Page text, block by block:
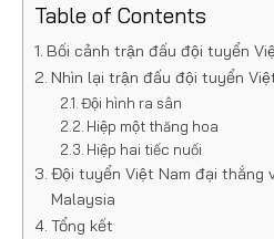
Table of Contents
Bối cảnh trận đấu đội tuyển
Nhìn lại trận đấu đội tuyển
Đội hình ra sân
Hiệp một thăng hoa
Hiệp hai tiếc nuối
Đội tuyển Việt Nam đại thắng
Malaysia
Tổng kết